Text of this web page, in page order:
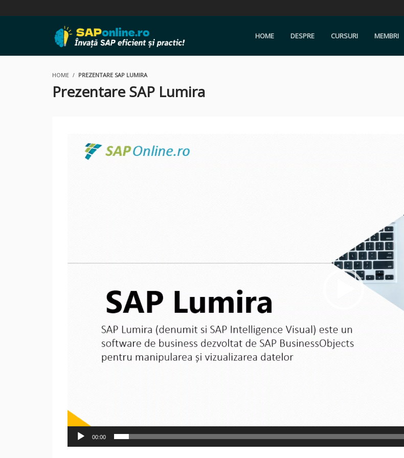
HOME DESPRE CURSURI MEMBRI
HOME PREZENTARE SAP LUMIRA
Prezentare SAP Lumira
Player
00:00